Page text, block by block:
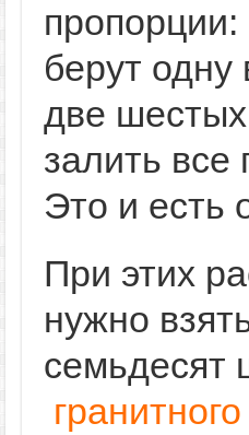
берут одну
две
залить все
Это и есть
При этих
нужно
семьдесят